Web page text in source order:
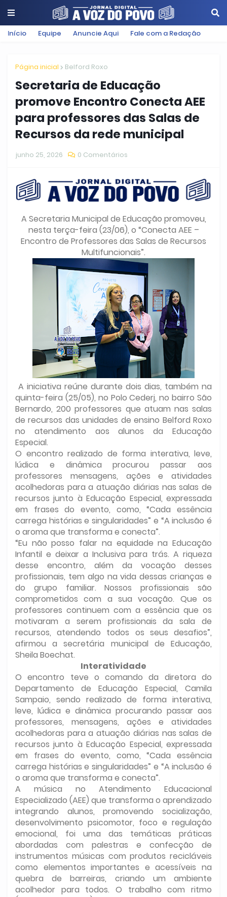
Início Equipe Anuncie Aqui Fale com a Redação
Página inicial Belford Roxo
Secretaria de Educação
promove Encontro Conecta AEE
para professores das Salas de
Recursos da rede municipal
junho 25, 2026 0 Comentários
A Secretaria Municipal de Educação promoveu,
nesta terça-feira (23/06), o “Conecta AEE –
Encontro de Professores das Salas de Recursos
Multifuncionais”.
A iniciativa reúne durante dois dias, também na
quinta-feira (25/05), no Polo Cederj, no bairro São
Bernardo, 200 professores que atuam nas salas
de recursos das unidades de ensino Belford Roxo
no atendimento aos alunos da Educação
Especial.
O encontro realizado de forma interativa, leve,
lúdica e dinâmica procurou passar aos
professores mensagens, ações e atividades
acolhedoras para a atuação diárias nas salas de
recursos junto à Educação Especial, expressada
em frases do evento, como, “Cada essência
carrega histórias e singularidades” e “A inclusão é
o aroma que transforma e conecta”.
“Eu não posso falar na equidade na Educação
Infantil e deixar a Inclusiva para trás. A riqueza
desse encontro, além da vocação desses
profissionais, tem algo na vida dessas crianças e
do grupo familiar. Nossos profissionais são
comprometidos com a sua vocação. Que os
professores continuem com a essência que os
motivaram a serem profissionais da sala de
recursos, atendendo todos os seus desafios”,
afirmou a secretária municipal de Educação,
Sheila Boechat.
Interatividade
O encontro teve o comando da diretora do
Departamento de Educação Especial, Camila
Sampaio, sendo realizado de forma interativa,
leve, lúdica e dinâmica procurando passar aos
professores, mensagens, ações e atividades
acolhedoras para a atuação diárias nas salas de
recursos junto à Educação Especial, expressada
em frases do evento, como, “Cada essência
carrega histórias e singularidades” e “A inclusão é
o aroma que transforma e conecta”.
A música no Atendimento Educacional
Especializado (AEE) que transforma o aprendizado
integrando alunos, promovendo socialização,
desenvolvimento psicomotor, foco e regulação
emocional, foi uma das temáticas práticas
abordadas com palestras e confecção de
instrumentos músicas com produtos recicláveis
como elementos importantes e acessíveis na
quebra de barreiras, criando um ambiente
acolhedor para todos. O trabalho com ritmo